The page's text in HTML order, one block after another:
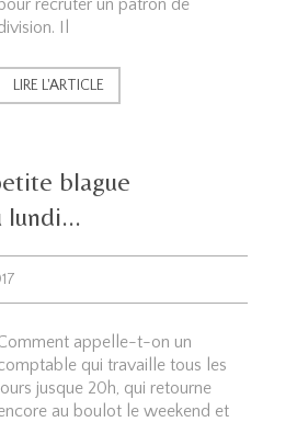
recruter un patron de
Il
LIRE L'ARTICLE
blague
lundi...
appelle-t-on un
qui travaille tous les
jusque 20h, qui retourne
au boulot le weekend et